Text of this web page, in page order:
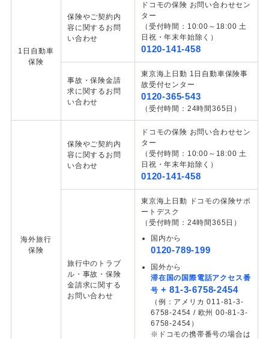
1日自動車
保険
保険やご契約内
容に関するお問
い合わせ
ドコモの保険 お問い合わせセン
ター
（受付時間：10:00～18:00 土
日祝・年末年始除く）
0120-141-458
事故・保険金請
求に関するお問
い合わせ
東京海上日動 1日自動車保険事
故受付センター
0120-365-543
（受付時間：24時間365日）
海外旅行
保険
保険やご契約内
容に関するお問
い合わせ
ドコモの保険 お問い合わせセン
ター
（受付時間：10:00～18:00 土
日祝・年末年始除く）
0120-141-458
旅行中のトラブ
ル・事故・保険
金請求に関する
お問い合わせ
東京海上日動 ドコモの保険サポ
ートデスク
（受付時間：24時間365日）
国内から
0120-789-199
国外から
滞在国の国際電話アクセス番
号 + 81-3-6758-2454
（例：アメリカ 011-81-3-
6758-2454 / 欧州 00-81-3-
6758-2454）
※ドコモの携帯番号の場合は